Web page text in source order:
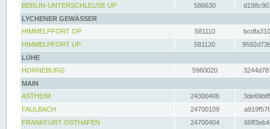
BERLIN-UNTERSCHLEUSE UP
586630
LYCHENER GEWÄSSER
HIMMELPFORT OP
581110
HIMMELPFORT UP
581120
LÜHE
HORNEBURG
5960020
MAIN
ASTHEIM
24300406
FAULBACH
24700109
FRANKFURT OSTHAFEN
24700404